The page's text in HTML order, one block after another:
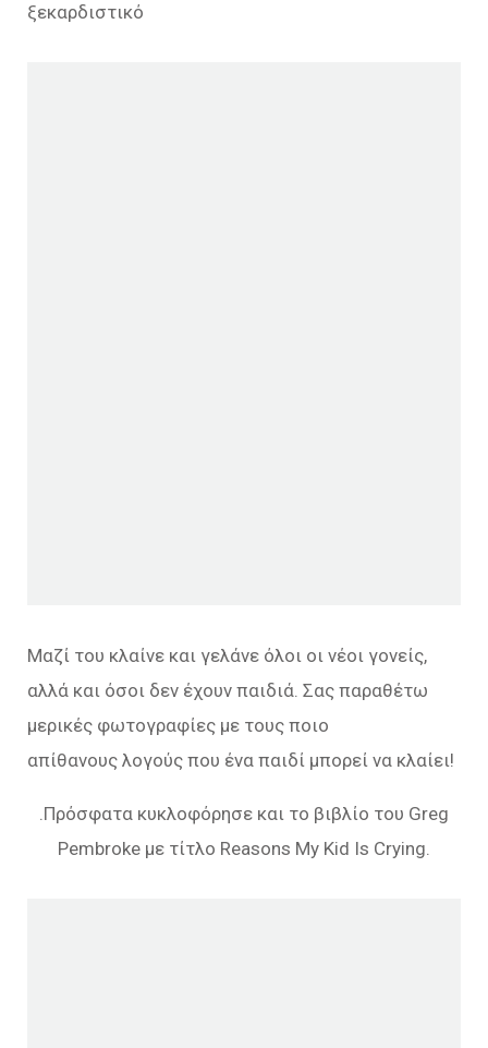
ξεκαρδιστικό
Μαζί του κλαίνε και γελάνε όλοι οι νέοι γονείς,
αλλά και όσοι δεν έχουν παιδιά. Σας παραθέτω
μερικές φωτογραφίες με τους ποιο
απίθανους λογούς που ένα παιδί μπορεί να κλαίει!
.Πρόσφατα κυκλοφόρησε και το βιβλίο του Greg
Pembroke με τίτλο Reasons My Kid Is Crying.